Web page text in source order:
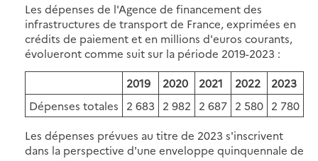
Les dépenses de l'Agence de financement des
infrastructures de transport de France, exprimées en
crédits de paiement et en millions d'euros courants,
évolueront comme suit sur la période 2019-2023 :
2019
2020 2021 2022
2023
Dépenses totales
2 683 2 982 2 687 2 580 2 780
Les dépenses prévues au titre de 2023 s'inscrivent
dans la perspective d'une enveloppe quinquennale de